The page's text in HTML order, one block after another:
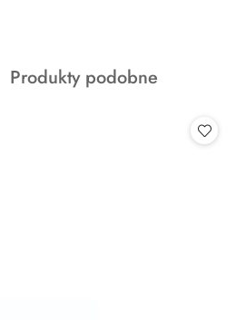
Produkty
Produkty podobne